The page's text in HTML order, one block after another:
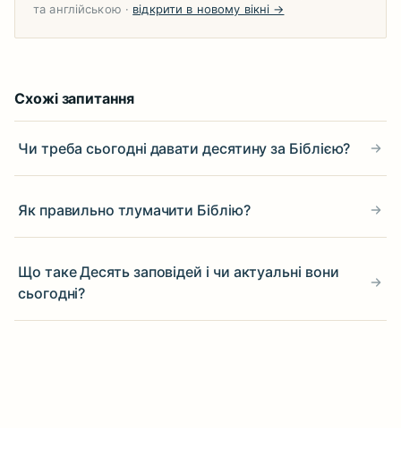
та англійською · відкрити в новому вікні →
Схожі запитання
Чи треба сьогодні давати десятину за Біблією?
Як правильно тлумачити Біблію?
Що таке Десять заповідей і чи актуальні вони
сьогодні?